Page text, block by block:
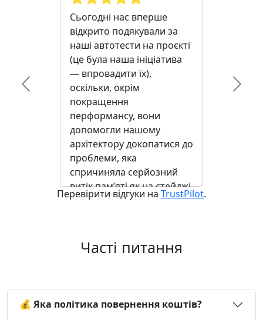
Сьогодні нас вперше
відкрито подякували за
наші автотести на проєкті
(це була наша ініціатива
— впровадити їх),
оскільки, окрім
покращення
перформансу, вони
допомогли нашому
архітектору докопатися до
проблеми, яка
спричиняла серйозний
витік пам’яті як на стейджі,
так і на продакшені, що
продуктом клієнтами. А
завдяки автотестам він
Обов’язково вважаю за
потрібне повідомити тобі
Previous Next
Перевірити відгуки на TrustPilot.
Часті питання
💰 Яка політика повернення коштів?